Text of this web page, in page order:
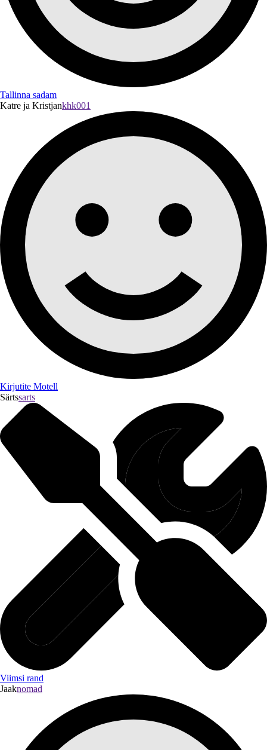
Tallinna sadam
Katre ja Kristjankhk001
Kirjutite Motell
Särtssarts
Viimsi rand
Jaaknomad